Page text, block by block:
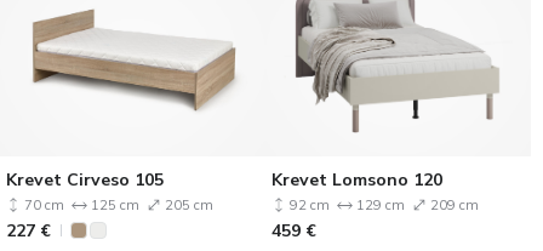
Krevet Cirveso 105
70 cm 125 cm 205 cm
227 €
Krevet Lomsono 120
92 cm 129 cm 209 cm
459 €